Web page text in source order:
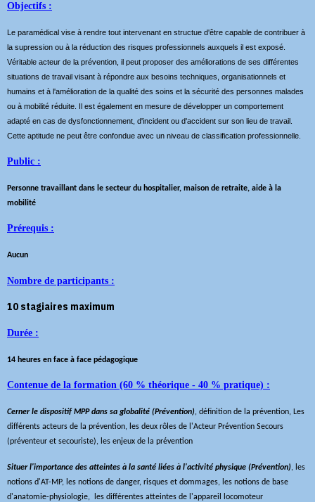
Objectifs :
Le paramédical vise à rendre tout intervenant en structue d'être capable de contribuer à
la supression ou à la réduction des risques professionnels auxquels il est exposé.
Véritable acteur de la prévention, il peut proposer des améliorations de ses différentes
situations de travail visant à répondre aux besoins techniques, organisationnels et
humains et à l'amélioration de la qualité des soins et la sécurité des personnes malades
ou à mobilité réduite. Il est également en mesure de développer un comportement
adapté en cas de dysfonctionnement, d'incident ou d'accident sur son lieu de travail.
Cette aptitude ne peut être confondue avec un niveau de classification professionnelle.
Public :
Personne travaillant dans le secteur du hospitalier, maison de retraite, aide à la
mobilité
Prérequis :
Aucun
Nombre de participants :
10 stagiaires maximum
Durée :
14 heures en face à face pédagogique
Contenue de la formation (60 % théorique - 40 % pratique) :
Cerner le dispositif MPP dans sa globalité (Prévention), définition de la prévention, Les
différents acteurs de la prévention, les deux rôles de l'Acteur Prévention Secours
(préventeur et secouriste), les enjeux de la prévention
Situer l'importance des atteintes à la santé liées à l'activité physique (Prévention), les
notions d'AT-MP, les notions de danger, risques et dommages, les notions de base
d'anatomie-physiologie, les différentes atteintes de l'appareil locomoteur